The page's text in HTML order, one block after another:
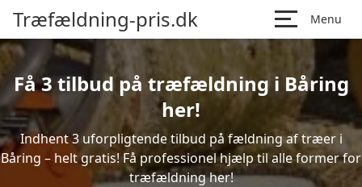
Træfældning-pris.dk Menu
Få 3 tilbud på træfældning i Båring
her!
Indhent 3 uforpligtende tilbud på fældning af træer i
Båring – helt gratis! Få professionel hjælp til alle former for
træfældning her!